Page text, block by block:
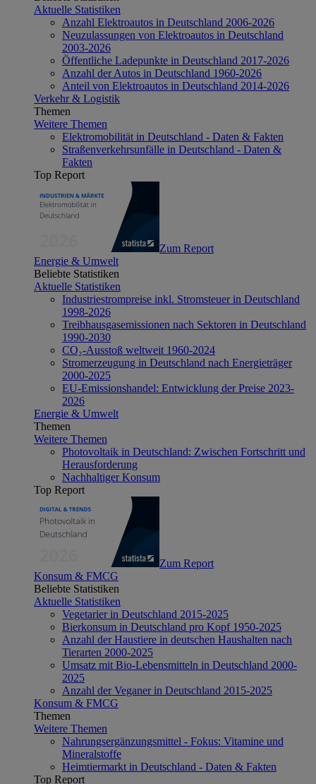
Aktuelle Statistiken
Anzahl Elektroautos in Deutschland 2006-2026
Neuzulassungen von Elektroautos in Deutschland
2003-2026
Öffentliche Ladepunkte in Deutschland 2017-2026
Anzahl der Autos in Deutschland 1960-2026
Anteil von Elektroautos in Deutschland 2014-2026
Verkehr & Logistik
Themen
Weitere Themen
Elektromobilität in Deutschland - Daten & Fakten
Straßenverkehrsunfälle in Deutschland - Daten &
Fakten
Top Report
Zum Report
Energie & Umwelt
Beliebte Statistiken
Aktuelle Statistiken
Industriestrompreise inkl. Stromsteuer in Deutschland
1998-2026
Treibhausgasemissionen nach Sektoren in Deutschland
1990-2030
CO₂-Ausstoß weltweit 1960-2024
Stromerzeugung in Deutschland nach Energieträger
2000-2025
EU-Emissionshandel: Entwicklung der Preise 2023-
2026
Energie & Umwelt
Themen
Weitere Themen
Photovoltaik in Deutschland: Zwischen Fortschritt und
Herausforderung
Nachhaltiger Konsum
Top Report
Zum Report
Konsum & FMCG
Beliebte Statistiken
Aktuelle Statistiken
Vegetarier in Deutschland 2015-2025
Bierkonsum in Deutschland pro Kopf 1950-2025
Anzahl der Haustiere in deutschen Haushalten nach
Tierarten 2000-2025
Umsatz mit Bio-Lebensmitteln in Deutschland 2000-
2025
Anzahl der Veganer in Deutschland 2015-2025
Konsum & FMCG
Themen
Weitere Themen
Nahrungsergänzungsmittel - Fokus: Vitamine und
Mineralstoffe
Heimtiermarkt in Deutschland - Daten & Fakten
Top Report